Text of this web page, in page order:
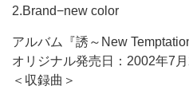
2.Brand−new color
アルバム『誘～New
オリジナル発売日：2002年7月
＜収録曲＞